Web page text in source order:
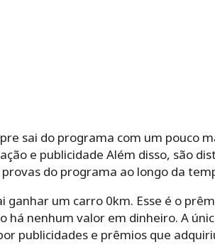
sai do programa com um pouco
e publicidade Além disso, são
do programa ao longo da
ganhar um carro 0km. Esse é o
há nenhum valor em dinheiro. A
publicidades e prêmios que